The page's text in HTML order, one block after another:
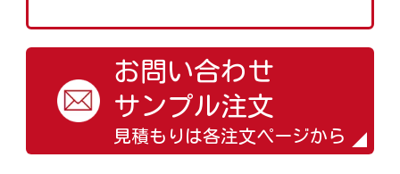
お問い合わせ
サンプル注文
見積もりは各注文ページから